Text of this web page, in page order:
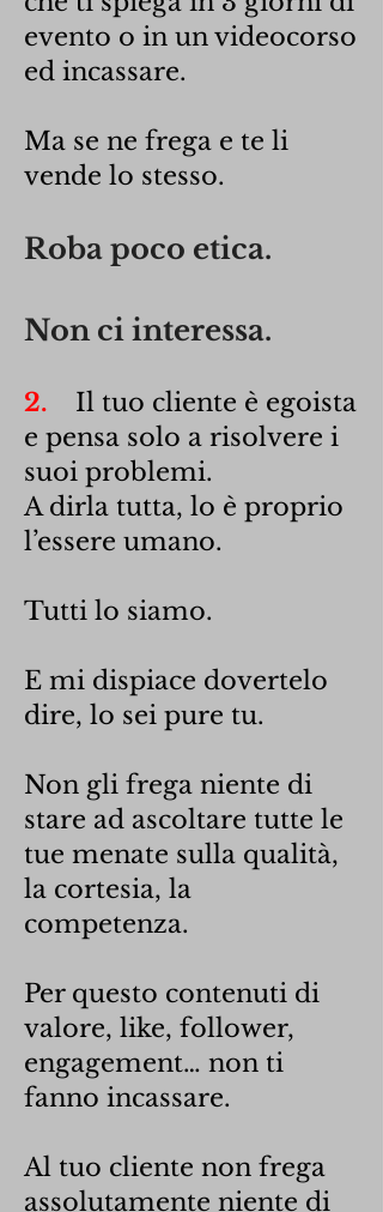
evento o in un videocorso
ed incassare.
Ma se ne frega e te li
vende lo stesso.
Roba poco etica.
Non ci interessa.
2. Il tuo cliente è egoista
e pensa solo a risolvere i
suoi problemi.
A dirla tutta, lo è proprio
l’essere umano.
Tutti lo siamo.
E mi dispiace dovertelo
dire, lo sei pure tu.
Non gli frega niente di
stare ad ascoltare tutte le
tue menate sulla qualità,
la cortesia, la
competenza.
Per questo contenuti di
valore, like, follower,
engagement… non ti
fanno incassare.
Al tuo cliente non frega
assolutamente niente di